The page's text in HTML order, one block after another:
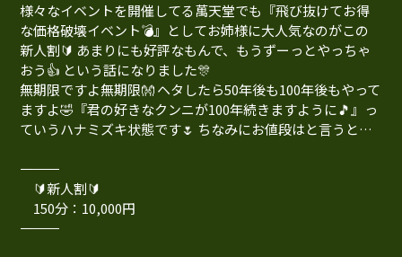
様々なイベントを開催してる萬天堂でも『飛び抜けてお得
な価格破壊イベント💣』としてお姉様に大人気なのがこの
新人割🔰 あまりにも好評なもんで、もうずーっとやっちゃ
おう👍 という話になりました🎊
無期限ですよ無期限👐 ヘタしたら50年後も100年後もやって
ますよ🤣『君の好きなクンニが100年続きますように🎵』っ
ていうハナミズキ状態です🌷 ちなみにお値段はと言うと…
―――――――――――――
🔰新人割🔰
150分：10,000円
―――――――――――――